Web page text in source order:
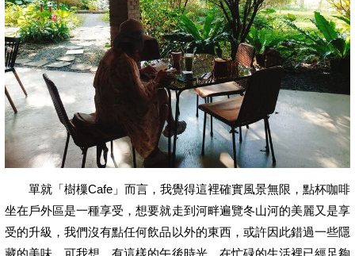
單就「樹樔Cafe」而言，我覺得這裡確實風景無限，點杯咖啡
坐在戶外區是一種享受，想要就走到河畔遍覽冬山河的美麗又是享
受的升級，我們沒有點任何飲品以外的東西，或許因此錯過一些隱